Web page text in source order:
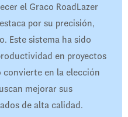
el Graco RoadLazer
por su precisión,
Este sistema ha sido
en proyectos
convierte en la elección
mejorar sus
de alta calidad.